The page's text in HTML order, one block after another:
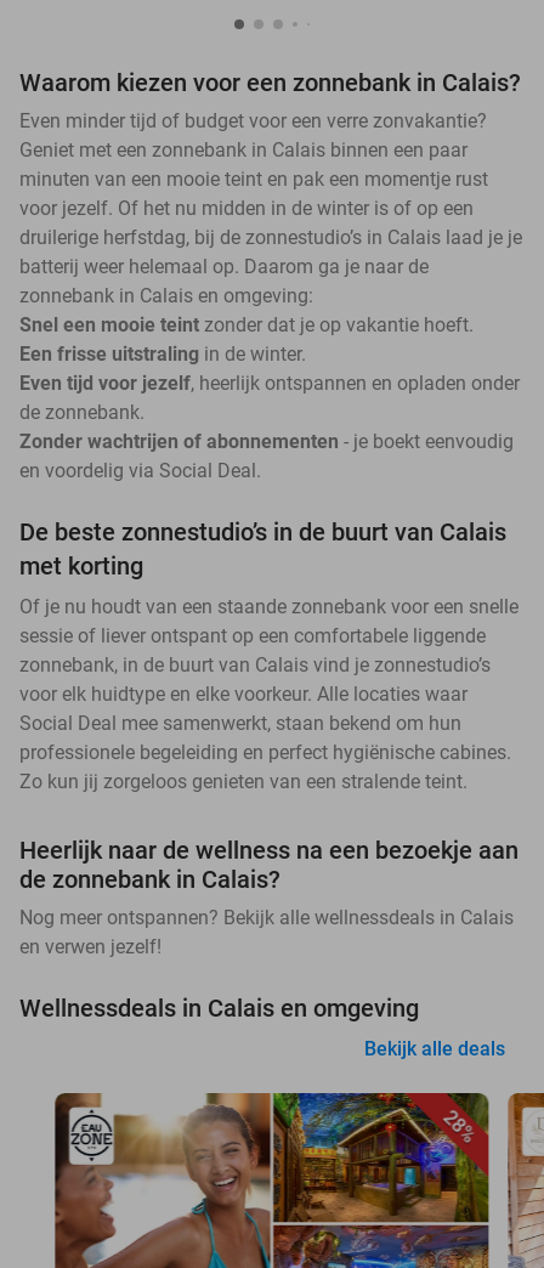
Waarom kiezen voor een zonnebank in Calais?
Even minder tijd of budget voor een verre zonvakantie?
Geniet met een zonnebank in Calais binnen een paar
minuten van een mooie teint en pak een momentje rust
voor jezelf. Of het nu midden in de winter is of op een
druilerige herfstdag, bij de zonnestudio’s in Calais laad je je
batterij weer helemaal op. Daarom ga je naar de
zonnebank in Calais en omgeving:
Snel een mooie teint zonder dat je op vakantie hoeft.
Een frisse uitstraling in de winter.
Even tijd voor jezelf, heerlijk ontspannen en opladen onder
de zonnebank.
Zonder wachtrijen of abonnementen - je boekt eenvoudig
en voordelig via Social Deal.
De beste zonnestudio’s in de buurt van Calais
met korting
Of je nu houdt van een staande zonnebank voor een snelle
sessie of liever ontspant op een comfortabele liggende
zonnebank, in de buurt van Calais vind je zonnestudio’s
voor elk huidtype en elke voorkeur. Alle locaties waar
Social Deal mee samenwerkt, staan bekend om hun
professionele begeleiding en perfect hygiënische cabines.
Zo kun jij zorgeloos genieten van een stralende teint.
Heerlijk naar de wellness na een bezoekje aan
de zonnebank in Calais?
Nog meer ontspannen? Bekijk alle wellnessdeals in Calais
en verwen jezelf!
Wellnessdeals in Calais en omgeving
Bekijk alle deals
28%